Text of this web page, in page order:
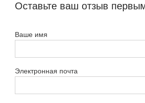
Оставьте ваш отзыв
Ваше имя
Электронная почта